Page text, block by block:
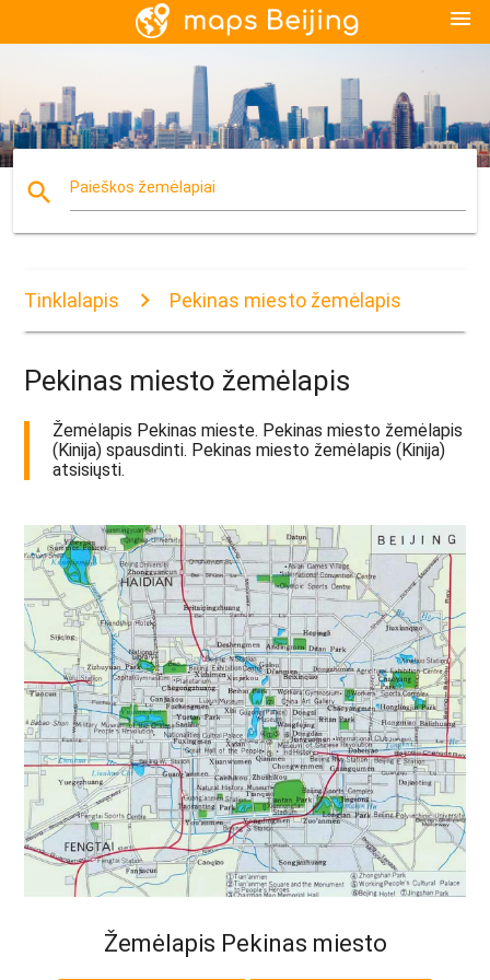
menu
search Paieškos žemėlapiai
Tinklalapis Pekinas miesto žemėlapis
Pekinas miesto žemėlapis
Žemėlapis Pekinas mieste. Pekinas miesto žemėlapis
(Kinija) spausdinti. Pekinas miesto žemėlapis (Kinija)
atsisiųsti.
Žemėlapis Pekinas miesto